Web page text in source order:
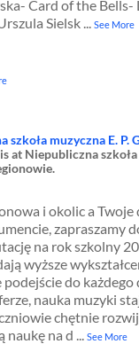
Card of the Bells-
Sielsk ... See More
szkoła muzyczna E. P.
is at Niepubliczna szkoła
i okolic a
zapraszamy
na rok szkolny
wyższe
do każdego
nauka muzyki
chętnie
naukę na d ... See More